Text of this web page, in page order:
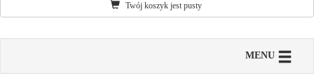
Twój koszyk jest pusty
MENU Toggle